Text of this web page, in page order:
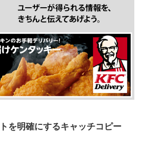
を明確にするキャッチコピー